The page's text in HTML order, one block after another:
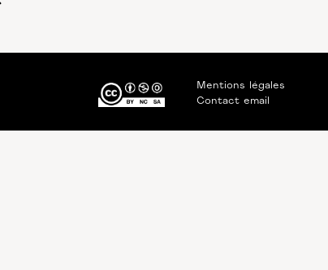
Mentions légales
Contact email